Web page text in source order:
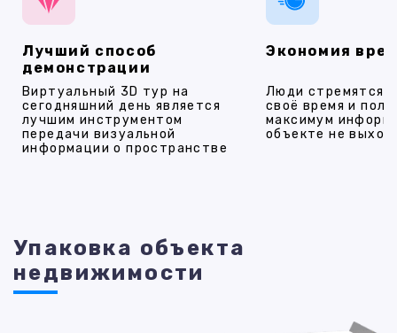
Лучший способ
демонстрации
Виртуальный 3D тур на
сегодняшний день является
лучшим инструментом
передачи визуальной
информации о пространстве
Экономия
Люди стремятся
своё время и
максимум
объекте не
Упаковка объекта
недвижимости